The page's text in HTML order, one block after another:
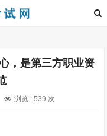
，是第三方职业资
浏览 : 539 次